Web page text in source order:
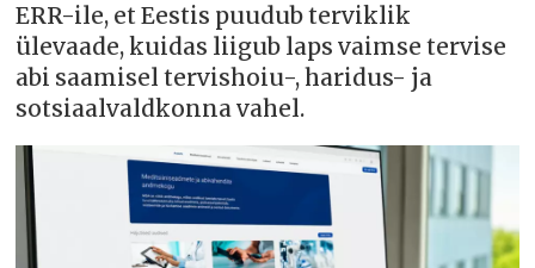
ERR-ile, et Eestis puudub terviklik
ülevaade, kuidas liigub laps vaimse tervise
abi saamisel tervishoiu-, haridus- ja
sotsiaalvaldkonna vahel.